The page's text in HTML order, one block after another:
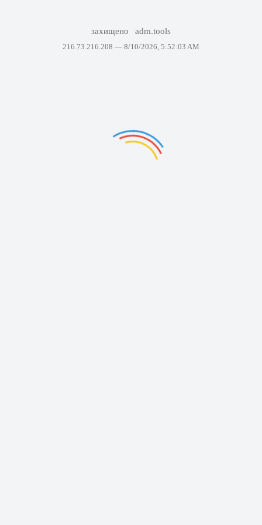
захищено adm.tools
216.73.216.208 — 8/10/2026, 5:52:03 AM